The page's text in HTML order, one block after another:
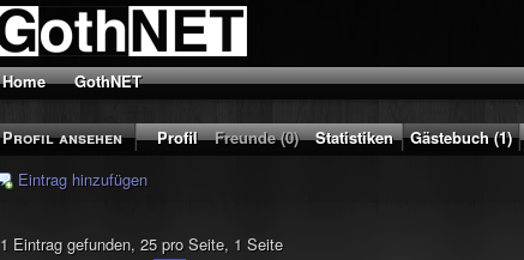
Home GothNET
Profil ansehen Profil Freunde (0) Statistiken Gästebuch (1)
Eintrag hinzufügen
1 Eintrag gefunden, 25 pro Seite, 1 Seite